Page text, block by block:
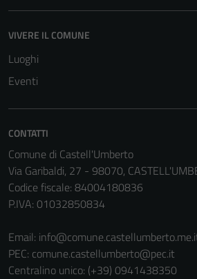
VIVERE IL COMUNE
Luoghi
Eventi
CONTATTI
Comune di Castell'Umberto
Via Garibaldi, 27 - 98070,
Codice fiscale: 84004180836
P.IVA: 01032850834
Email:
PEC: comune.castellumberto@pec.it
Centralino unico: (+39) 0941438350